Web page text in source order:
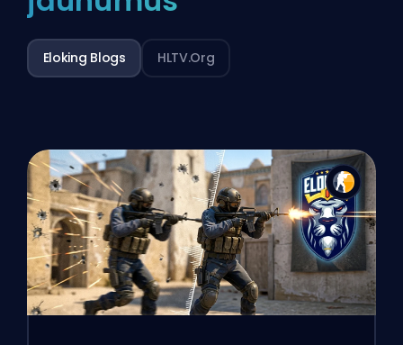
Eloking Blogs HLTV.org